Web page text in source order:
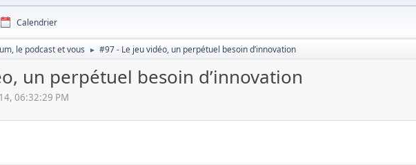
Calendrier
le podcast et vous ► #97 - Le jeu vidéo, un perpétuel besoin d’innovation
un perpétuel besoin d’innovation
06:32:29 PM